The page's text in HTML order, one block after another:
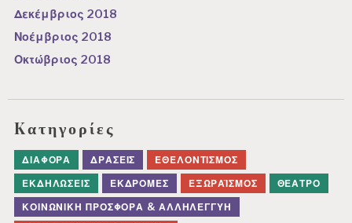
Δεκέμβριος 2018
Νοέμβριος 2018
Οκτώβριος 2018
Kατηγορίες
ΔΙΆΦΟΡΑ ΔΡΆΣΕΙΣ
ΕΘΕΛΟΝΤΙΣΜΌΣ
ΕΚΔΗΛΏΣΕΙΣ
ΕΚΔΡΟΜΈΣ ΕΞΩΡΑΪΣΜΌΣ
ΘΈΑΤΡΟ
ΚΟΙΝΩΝΙΚΉ ΠΡΟΣΦΟΡΆ & ΑΛΛΗΛΕΓΓΎΗ